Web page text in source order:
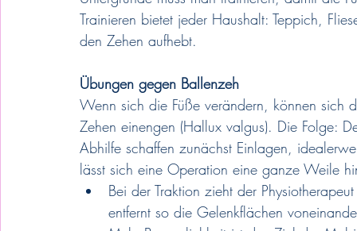
Trainieren bietet jeder Haushalt: Teppich,
den Zehen aufhebt.
Übungen gegen Ballenzeh
Wenn sich die Füße verändern, können
Zehen einengen (Hallux valgus). Die Folge:
Abhilfe schaffen zunächst Einlagen,
lässt sich eine Operation eine ganze Weile
Bei der Traktion zieht der
entfernt so die Gelenkflächen